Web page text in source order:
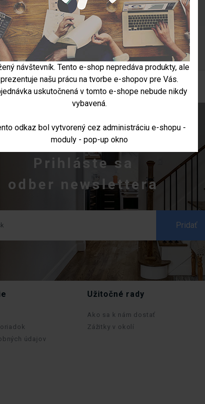
návštevník. Tento e-shop nepredáva produkty, ale
prezentuje našu prácu na tvorbe e-shopov pre Vás.
uskutočnená v tomto e-shope nebude nikdy
vybavená.
odkaz bol vytvorený cez administráciu e-shopu -
moduly - pop-up okno
Prihláste sa
odber newslettera
údajov
Užitočné rady
Ako sa k nám dostať
Zážitky v okolí